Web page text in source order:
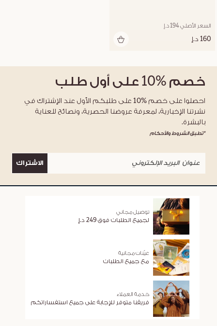
160 د.إ
السعر الأصلي 194 د.إ
خصم %10 على أول طلب
احصلوا على خصم %10 على طلبكم الأول عند الإشتراك في
نشرتنا الإخبارية، لمعرفة عروضنا الحصرية، ونصائح للعناية
بالبشرة.
*تطبق الشروط والأحكام
الاشتراك
توصيل مجاني
لجميع الطلبات فوق 249 د.إ
عيّنات مجانية
مع جميع الطلبات
خدمة العملاء
فريقنا متوفر للإجابة على جميع استفساراتكم